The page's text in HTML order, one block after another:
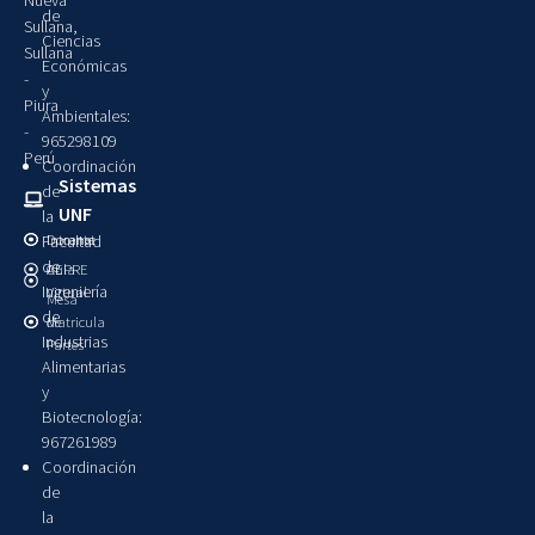
Sullana,
Sullana
-
Piura
-
Perú
Sistemas
UNF
Intranet
Aula
Virtual
Matricula
Docente
CEPRE
Mesa
de
Partes
de
Ciencias
Económicas
y
Ambientales:
965298109
Coordinación
de
la
Facultad
de
Ingeniería
de
Industrias
Alimentarias
y
Biotecnología:
967261989
Coordinación
de
la